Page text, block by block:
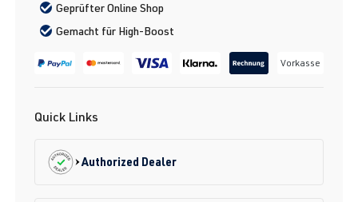
Geprüfter Online Shop
Gemacht für High-Boost
Vorkasse
Quick Links
Authorized Dealer